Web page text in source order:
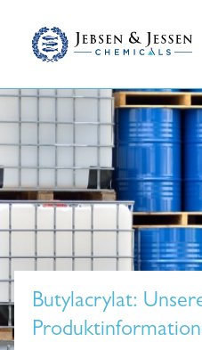
Butylacrylat: